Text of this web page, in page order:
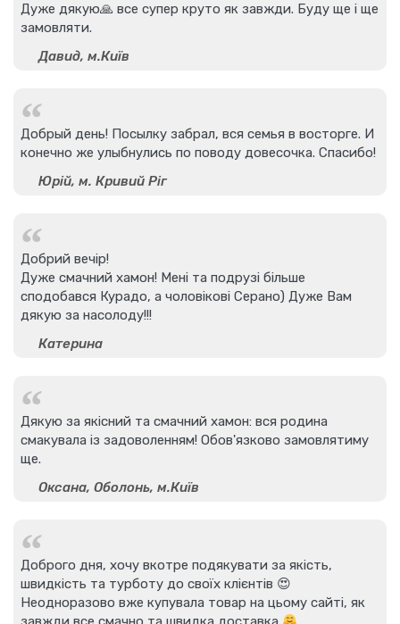
Дуже дякую🙏 все супер круто як завжди. Буду ще і ще
замовляти.
Давид, м.Київ
Добрый день! Посылку забрал, вся семья в восторге. И
конечно же улыбнулись по поводу довесочка. Спасибо!
Юрій, м. Кривий Ріг
Добрий вечір!
Дуже смачний хамон! Мені та подрузі більше
сподобався Курадо, а чоловікові Серано) Дуже Вам
дякую за насолоду!!!
Катерина
Дякую за якісний та смачний хамон: вся родина
смакувала із задоволенням! Обов'язково замовлятиму
ще.
Оксана, Оболонь, м.Київ
Доброго дня, хочу вкотре подякувати за якість,
швидкість та турботу до своїх клієнтів 😍
Неодноразово вже купувала товар на цьому сайті, як